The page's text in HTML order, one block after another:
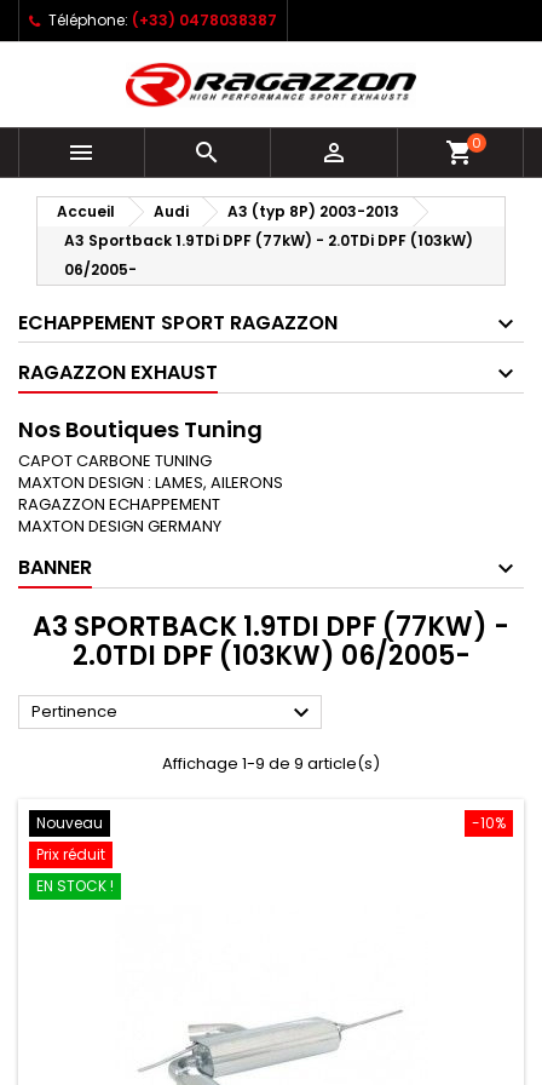
Téléphone: (+33) 0478038387
   shopping_cart0
Accueil Audi
A3 (typ 8P) 2003-2013
A3 Sportback 1.9TDi DPF (77kW) - 2.0TDi DPF (103kW)
06/2005-
ECHAPPEMENT SPORT RAGAZZON
RAGAZZON EXHAUST
Nos Boutiques Tuning
CAPOT CARBONE TUNING
MAXTON DESIGN : LAMES, AILERONS
RAGAZZON ECHAPPEMENT
MAXTON DESIGN GERMANY
BANNER
A3 SPORTBACK 1.9TDI DPF (77KW) -
2.0TDI DPF (103KW) 06/2005-
Pertinence 
Affichage 1-9 de 9 article(s)
-10%
Nouveau
Prix réduit
EN STOCK !